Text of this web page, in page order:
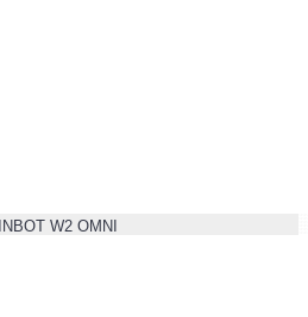
W2 OMNI